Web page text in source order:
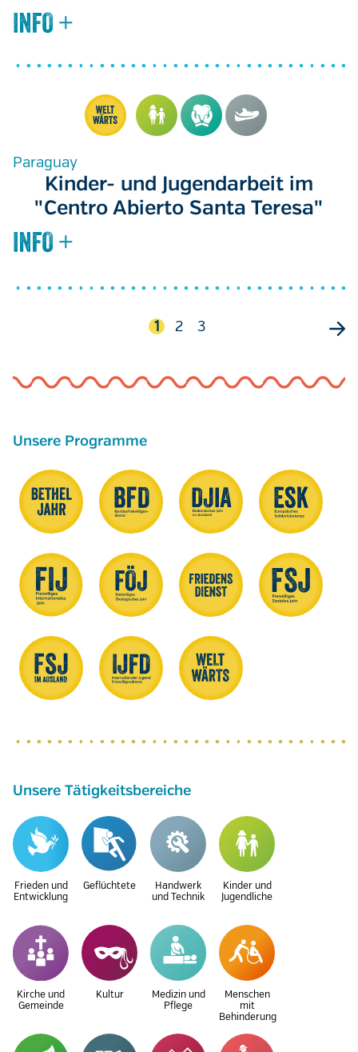
Paraguay
Kinder- und Jugendarbeit im
"Centro Abierto Santa Teresa"
Aktuelle
1 Seite
2 Seite
3
Unsere Programme
Unsere Tätigkeitsbereiche
Frieden und
Entwicklung
Geflüchtete
Handwerk
und Technik
Kinder und
Jugendliche
Kirche und
Gemeinde
Kultur
Medizin und
Pflege
Menschen
mit
Behinderung